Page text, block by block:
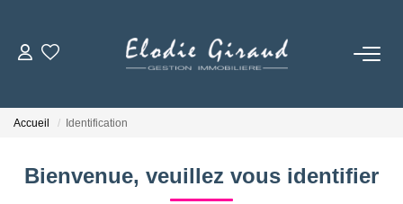
LOCATIONS
Accueil Identification
Bienvenue, veuillez vous identifier